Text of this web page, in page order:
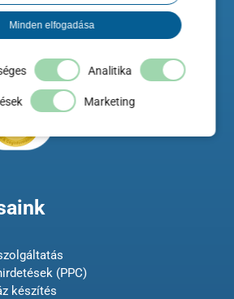
Minden elfogadása
Analitika
Marketing
Országos Kereskedelmi és Iparkamara
(PPC)
készítés